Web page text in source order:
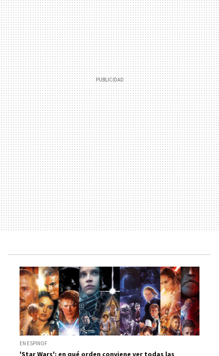
EN ESPINOF
'Star Wars': en qué orden conviene ver todas las